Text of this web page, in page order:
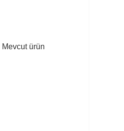
Mevcut ürün